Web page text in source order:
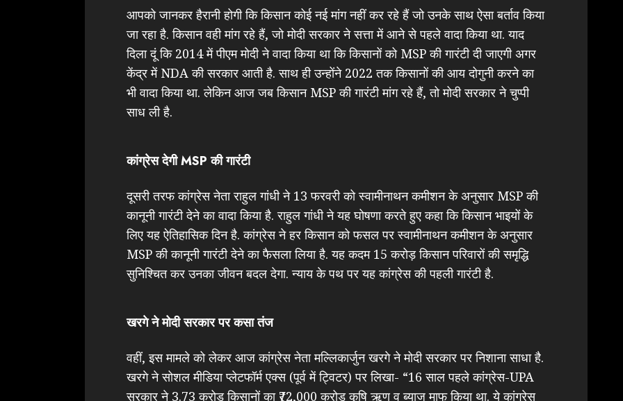
आपको जानकर हैरानी होगी कि किसान कोई नई मांग नहीं कर रहे हैं जो उनके साथ ऐसा बर्ताव किया
जा रहा है. किसान वही मांग रहे हैं, जो मोदी सरकार ने सत्ता में आने से पहले वादा किया था. याद
दिला दूं कि 2014 में पीएम मोदी ने वादा किया था कि किसानों को MSP की गारंटी दी जाएगी अगर
केंद्र में NDA की सरकार आती है. साथ ही उन्होंने 2022 तक किसानों की आय दोगुनी करने का
भी वादा किया था. लेकिन आज जब किसान MSP की गारंटी मांग रहे हैं, तो मोदी सरकार ने चुप्पी
साध ली है.
कांग्रेस देगी MSP की गारंटी
दूसरी तरफ कांग्रेस नेता राहुल गांधी ने 13 फरवरी को स्वामीनाथन कमीशन के अनुसार MSP की
कानूनी गारंटी देने का वादा किया है. राहुल गांधी ने यह घोषणा करते हुए कहा कि किसान भाइयों के
लिए यह ऐतिहासिक दिन है. कांग्रेस ने हर किसान को फसल पर स्वामीनाथन कमीशन के अनुसार
MSP की कानूनी गारंटी देने का फैसला लिया है. यह कदम 15 करोड़ किसान परिवारों की समृद्धि
सुनिश्चित कर उनका जीवन बदल देगा. न्याय के पथ पर यह कांग्रेस की पहली गारंटी है.
खरगे ने मोदी सरकार पर कसा तंज
वहीं, इस मामले को लेकर आज कांग्रेस नेता मल्लिकार्जुन खरगे ने मोदी सरकार पर निशाना साधा है.
खरगे ने सोशल मीडिया प्लेटफॉर्म एक्स (पूर्व में ट्विटर) पर लिखा- “16 साल पहले कांग्रेस-UPA
सरकार ने 3.73 करोड़ किसानों का ₹72,000 करोड़ कृषि ऋण व ब्याज माफ किया था. ये कांग्रेस